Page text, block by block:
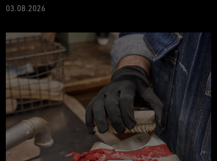
03.08.2026